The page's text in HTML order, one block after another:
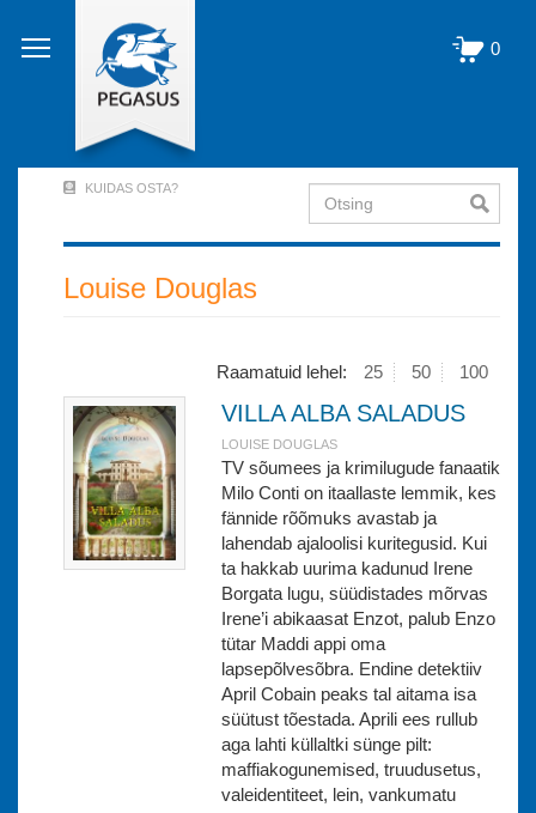
edasi
põhisisu
0
Account
Menu
KUIDAS OSTA? Otsing
Louise Douglas
Raamatuid lehel: 25 50 100
VILLA ALBA SALADUS
LOUISE DOUGLAS
TV sõumees ja krimilugude fanaatik
Milo Conti on itaallaste lemmik, kes
fännide rõõmuks avastab ja
lahendab ajaloolisi kuritegusid. Kui
ta hakkab uurima kadunud Irene
Borgata lugu, süüdistades mõrvas
Irene’i abikaasat Enzot, palub Enzo
tütar Maddi appi oma
lapsepõlvesõbra. Endine detektiiv
April Cobain peaks tal aitama isa
süütust tõestada. Aprili ees rullub
aga lahti küllaltki sünge pilt:
maffiakogunemised, truudusetus,
valeidentiteet, lein, vankumatu